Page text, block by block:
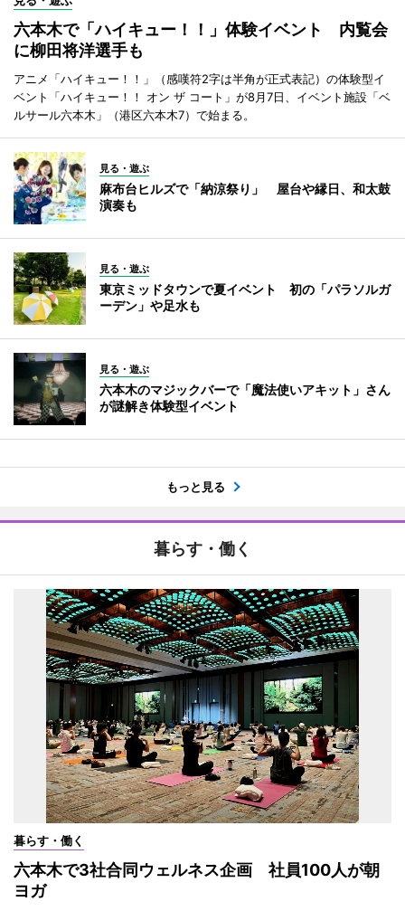
六本木で「ハイキュー！！」体験イベント 内覧会
に柳田将洋選手も
アニメ「ハイキュー！！」（感嘆符2字は半角が正式表記）の体験型イ
ベント「ハイキュー！！ オン ザ コート」が8月7日、イベント施設「ベ
ルサール六本木」（港区六本木7）で始まる。
見る・遊ぶ
麻布台ヒルズで「納涼祭り」 屋台や縁日、和太鼓
演奏も
見る・遊ぶ
東京ミッドタウンで夏イベント 初の「パラソルガ
ーデン」や足水も
見る・遊ぶ
六本木のマジックバーで「魔法使いアキット」さん
が謎解き体験型イベント
もっと見る
暮らす・働く
暮らす・働く
六本木で3社合同ウェルネス企画 社員100人が朝
ヨガ